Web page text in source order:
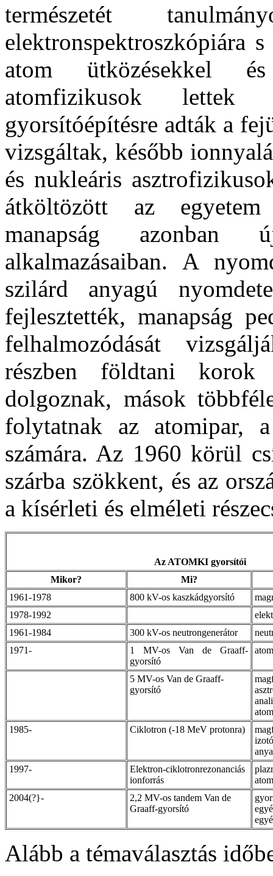
természetét
elektronspektroszkópiára
atom ütközésekkel
atomfizikusok lettek
gyorsítóépítésre adták a
vizsgáltak, később
és nukleáris
átköltözött az
manapság
alkalmazásaiban. A
szilárd anyagú
fejlesztették, manapság
felhalmozódását
részben földtani korok
dolgoznak, mások
folytatnak az atomipar,
számára. Az 1960 körül
szárba szökkent, és az
a kísérleti és elméleti
Az ATOMKI gyorsítói
Mikor?
Mi?
1961-1978
800 kV-os kaszkádgyorsító
1978-1992
1961-1984
300 kV-os neutrongenerátor
1971-
1 MV-os Van de Graaff-
gyorsító
5 MV-os Van de Graaff-
gyorsító
1985-
Ciklotron (-18 MeV protonra)
1997-
Elektron-ciklotronrezonanciás
ionforrás
2004(?}-
2,2 MV-os tandem Van de
Graaff-gyorsító
Alább a témaválasztás